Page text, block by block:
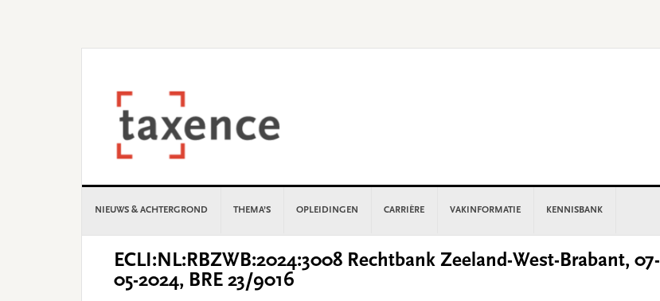
NIEUWS & ACHTERGROND THEMA’S OPLEIDINGEN CARRIÈRE VAKINFORMATIE KENNISBANK
ECLI:NL:RBZWB:2024:3008 Rechtbank Zeeland-West-Brabant, 07-
05-2024, BRE 23/9016